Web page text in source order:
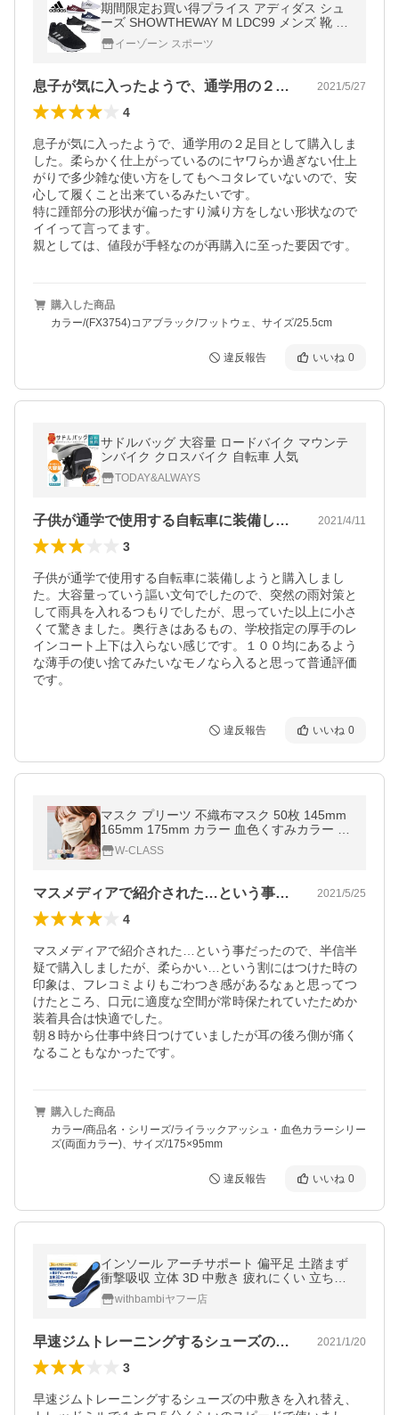
期間限定お買い得プライス アディダス シュ
ーズ SHOWTHEWAY M LDC99 メンズ 靴 く
つ スニーカー 黒靴 黒スニーカー ブラック
白靴 白スニーカー ホワイト
イーゾーン スポーツ
息子が気に入ったようで、通学用の２足目… 2021/5/27
4
息子が気に入ったようで、通学用の２足目として購入しま
した。柔らかく仕上がっているのにヤワらか過ぎない仕上
がりで多少雑な使い方をしてもヘコタレていないので、安
心して履くこと出来ているみたいです。
特に踵部分の形状が偏ったすり減り方をしない形状なので
イイって言ってます。
親としては、値段が手軽なのが再購入に至った要因です。
購入した商品
カラー/(FX3754)コアブラック/フットウェ、サイズ/25.5cm
違反報告 いいね 0
サドルバッグ 大容量 ロードバイク マウンテ
ンバイク クロスバイク 自転車 人気
TODAY&ALWAYS
子供が通学で使用する自転車に装備しよう… 2021/4/11
3
子供が通学で使用する自転車に装備しようと購入しまし
た。大容量っていう謳い文句でしたので、突然の雨対策と
して雨具を入れるつもりでしたが、思っていた以上に小さ
くて驚きました。奥行きはあるもの、学校指定の厚手のレ
インコート上下は入らない感じです。１００均にあるよう
な薄手の使い捨てみたいなモノなら入ると思って普通評価
です。
違反報告 いいね 0
マスク プリーツ 不織布マスク 50枚 145mm
165mm 175mm カラー 血色くすみカラー 個
包装 やわらかマスク WEIMALL
W-CLASS
マスメディアで紹介された…という事だっ… 2021/5/25
4
マスメディアで紹介された…という事だったので、半信半
疑で購入しましたが、柔らかい…という割にはつけた時の
印象は、フレコミよりもごわつき感があるなぁと思ってつ
けたところ、口元に適度な空間が常時保たれていたためか
装着具合は快適でした。
朝８時から仕事中終日つけていましたが耳の後ろ側が痛く
なることもなかったです。
購入した商品
カラー/商品名・シリーズ/ライラックアッシュ・血色カラーシリー
ズ(両面カラー)、サイズ/175×95mm
違反報告 いいね 0
インソール アーチサポート 偏平足 土踏まず
衝撃吸収 立体 3D 中敷き 疲れにくい 立ち仕
事 スニーカー スポーツ ランニング靴 メンズ
レディース ポイント利用
withbambiヤフー店
早速ジムトレーニングするシューズの中敷… 2021/1/20
3
早速ジムトレーニングするシューズの中敷きを入れ替え、